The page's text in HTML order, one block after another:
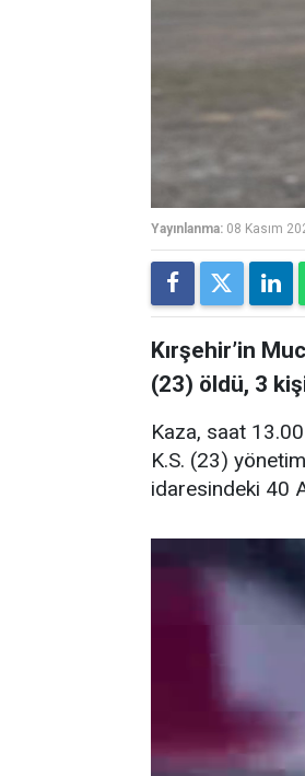
Yayınlanma: 08 Kasım
Kırşehir’in
(23) öldü, 3
Kaza, saat
K.S. (23)
idaresindeki 40